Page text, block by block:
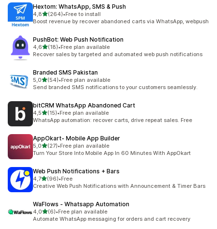
Hextom: WhatsApp, SMS & Push
4,85 yıldız üzerinden
(264)
toplam 264 değerlendirme
•Free to install
Boost revenue by recover abandoned carts via WhatsApp, webpush
PushBot: Web Push Notification
4,65 yıldız üzerinden
(18)
toplam 18 değerlendirme
•Free plan available
Recover sales by targeted and automated web push notifications
Branded SMS Pakistan
5,05 yıldız üzerinden
(54)
toplam 54 değerlendirme
•Free plan available
Send branded SMS notifications to your customers seamlessly.
bitCRM WhatsApp Abandoned Cart
4,55 yıldız üzerinden
(15)
toplam 15 değerlendirme
•Free plan available
WhatsApp automation: recover carts, drive repeat sales. Free
AppOkart‑ Mobile App Builder
5,05 yıldız üzerinden
(27)
toplam 27 değerlendirme
•Free plan available
Turn Your Store Into Mobile App In 60 Minutes With AppOkart
Web Push Notifications + Bars
4,75 yıldız üzerinden
(96)
toplam 96 değerlendirme
•Free
Creative Web Push Notifications with Announcement & Timer Bars
WaFlows ‑ Whatsapp Automation
4,05 yıldız üzerinden
(6)
toplam 6 değerlendirme
•Free plan available
Automate WhatsApp messaging for orders and cart recovery